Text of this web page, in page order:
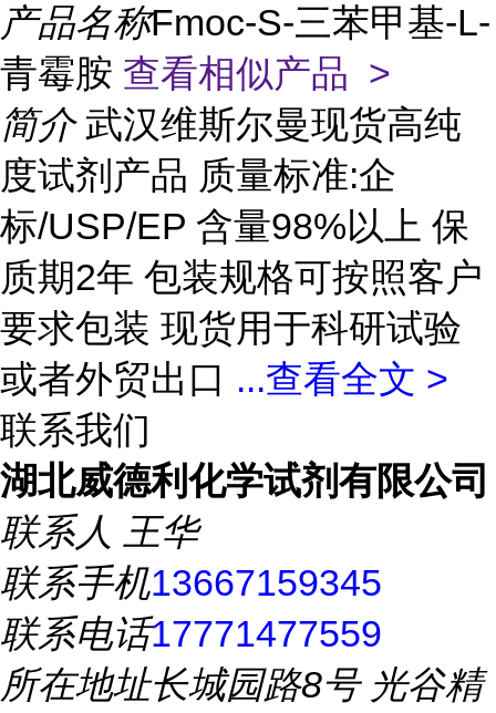
产品名称Fmoc-S-三苯甲基-L-
青霉胺 查看相似产品 >
简介 武汉维斯尔曼现货高纯
度试剂产品 质量标准:企
标/USP/EP 含量98%以上 保
质期2年 包装规格可按照客户
要求包装 现货用于科研试验
或者外贸出口 ...查看全文 >
联系我们
湖北威德利化学试剂有限公司
联系人 王华
联系手机13667159345
联系电话17771477559
所在地址长城园路8号 光谷精